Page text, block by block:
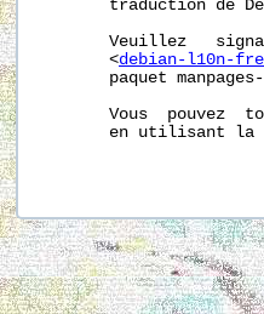
traduction de
Veuillez
       <
debian-l10n-
paquet manpages-
Vous  pouvez
en utilisant la